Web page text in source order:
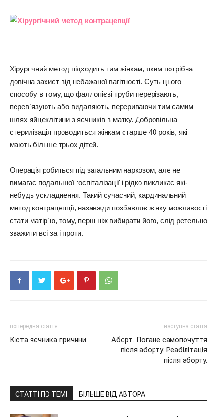
Хірургічний метод підходить тим жінкам, яким потрібна
довічна захист від небажаної вагітності. Суть цього
способу в тому, що фаллопієві труби перерізають,
перев`язують або видаляють, перериваючи тим самим
шлях яйцеклітини з яєчників в матку. Добровільна
стерилізація проводиться жінкам старше 40 років, які
мають більше трьох дітей.
Операція робиться під загальним наркозом, але не
вимагає подальшої госпіталізації і рідко викликає які-
небудь ускладнення. Такий сучасний, кардинальний
метод контрацепції, назавжди позбавляє жінку можливості
стати матір`ю, тому, перш ніж вибирати його, слід ретельно
зважити всі за і проти.
попередня стаття
Кіста яєчника причини
наступна стаття
Аборт. Погане самопочуття
після аборту. Реабілітація
після аборту.
СТАТТІ ПО ТЕМІ БІЛЬШЕ ВІД АВТОРА